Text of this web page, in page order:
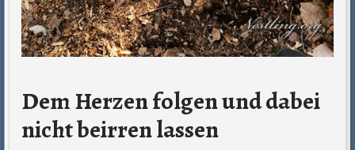
Dem Herzen folgen und dabei
nicht beirren lassen